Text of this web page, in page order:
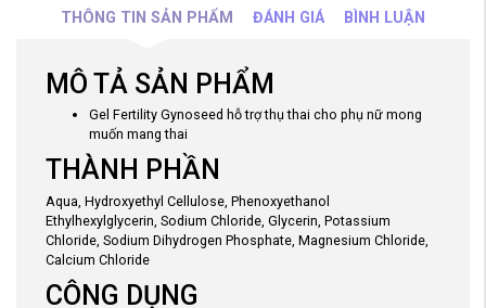
THÔNG TIN SẢN PHẨM ĐÁNH GIÁ BÌNH LUẬN
MÔ TẢ SẢN PHẨM
Gel Fertility Gynoseed hỗ trợ thụ thai cho phụ nữ mong
muốn mang thai
THÀNH PHẦN
Aqua, Hydroxyethyl Cellulose, Phenoxyethanol
Ethylhexylglycerin, Sodium Chloride, Glycerin, Potassium
Chloride, Sodium Dihydrogen Phosphate, Magnesium Chloride,
Calcium Chloride
CÔNG DỤNG